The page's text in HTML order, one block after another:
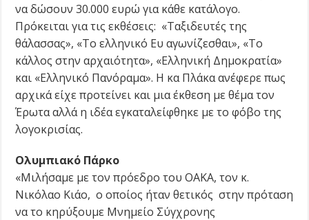
να δώσουν 30.000 ευρώ για κάθε κατάλογο.
Πρόκειται για τις εκθέσεις: «Ταξιδευτές της
θάλασσας», «Το ελληνικό Ευ αγωνίζεσθαι», «Το
κάλλος στην αρχαιότητα», «Ελληνική Δημοκρατία»
και «Ελληνικό Πανόραμα». Η κα Πλάκα ανέφερε πως
αρχικά είχε προτείνει και μια έκθεση με θέμα τον
Έρωτα αλλά η ιδέα εγκαταλείφθηκε με το φόβο της
λογοκρισίας.
Ολυμπιακό Πάρκο
«Μιλήσαμε με τον πρόεδρο του ΟΑΚΑ, τον κ.
Νικόλαο Κιάο, ο οποίος ήταν θετικός στην πρόταση
να το κηρύξουμε Μνημείο Σύγχρονης